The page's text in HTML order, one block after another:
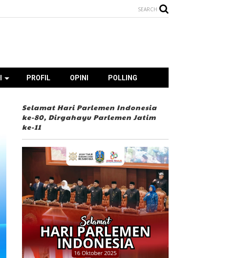
SEARCH
PROFIL OPINI POLLING
Selamat Hari Parlemen Indonesia
ke-80, Dirgahayu Parlemen Jatim
ke-11